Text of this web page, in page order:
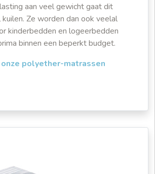
aan veel gewicht gaat dit
Ze worden dan ook veelal
kinderbedden en logeerbedden
binnen een beperkt budget.
polyether-matrassen